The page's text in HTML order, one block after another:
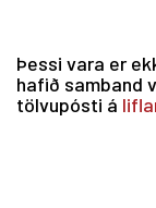
Þessi vara er
hafið samband
tölvupósti á